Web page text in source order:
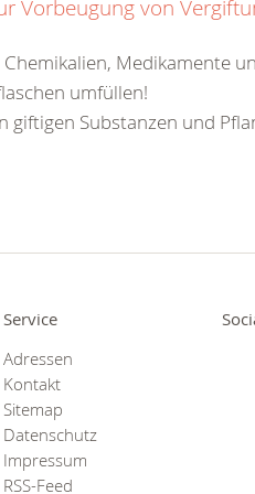
Vorbeugung von
Medikamente
umfüllen!
giftigen Substanzen und
Service
Adressen
Kontakt
Sitemap
Datenschutz
Impressum
RSS-Feed